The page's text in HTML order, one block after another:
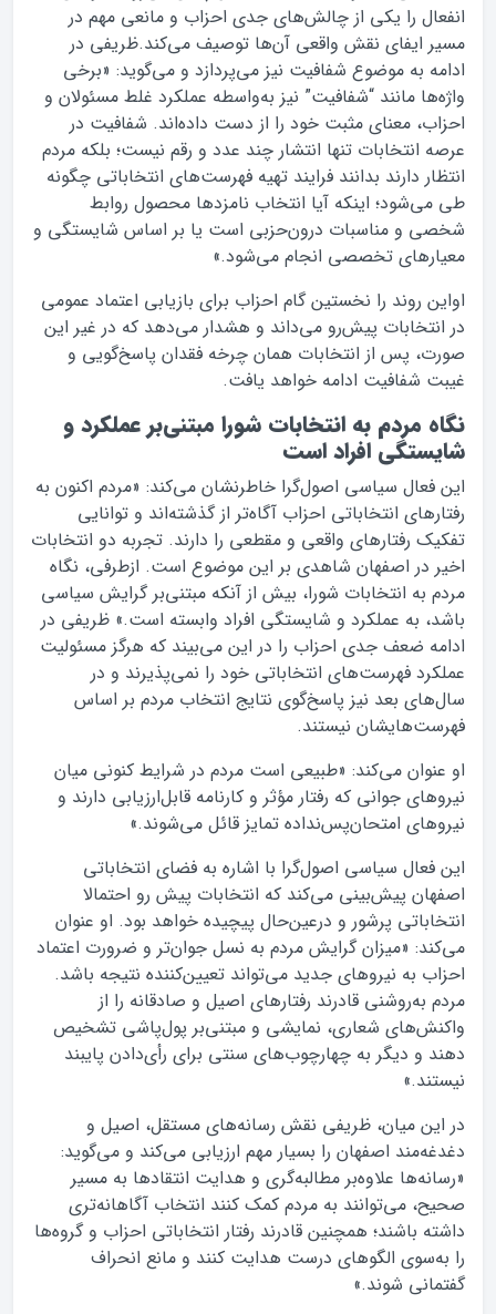
انفعال را یکی از چالش‌های جدی احزاب و مانعی مهم در
مسیر ایفای نقش واقعی آن‌ها توصیف می‌کند.ظریفی در
ادامه به موضوع شفافیت نیز می‌پردازد و می‌گوید: «برخی
واژه‌ها مانند “شفافیت” نیز به‌واسطه عملکرد غلط مسئولان و
احزاب، معنای مثبت خود را از دست داده‌اند. شفافیت در
عرصه انتخابات تنها انتشار چند عدد و رقم نیست؛ بلکه مردم
انتظار دارند بدانند فرایند تهیه فهرست‌های انتخاباتی چگونه
طی می‌شود؛ اینکه آیا انتخاب نامزدها محصول روابط
شخصی و مناسبات درون‌حزبی است یا بر اساس شایستگی و
معیارهای تخصصی انجام می‌شود.»
اواین روند را نخستین گام احزاب برای بازیابی اعتماد عمومی
در انتخابات پیش‌رو می‌داند و هشدار می‌دهد که در غیر این
صورت، پس از انتخابات همان چرخه فقدان پاسخ‌گویی و
غیبت شفافیت ادامه خواهد یافت.
نگاه مردم به انتخابات شورا مبتنی‌بر عملکرد و
شایستگی افراد است
این فعال سیاسی اصول‌گرا خاطرنشان می‌کند: «مردم اکنون به
رفتارهای انتخاباتی احزاب آگاه‌تر از گذشته‌اند و توانایی
تفکیک رفتارهای واقعی و مقطعی را دارند. تجربه دو انتخابات
اخیر در اصفهان شاهدی بر این موضوع است. ازطرفی، نگاه
مردم به انتخابات شورا، بیش از آنکه مبتنی‌بر گرایش سیاسی
باشد، به عملکرد و شایستگی افراد وابسته است.» ظریفی در
ادامه ضعف جدی احزاب را در این می‌بیند که هرگز مسئولیت
عملکرد فهرست‌های انتخاباتی خود را نمی‌پذیرند و در
سال‌های بعد نیز پاسخ‌گوی نتایج انتخاب مردم بر اساس
فهرست‌هایشان نیستند.
او عنوان می‌کند: «طبیعی است مردم در شرایط کنونی میان
نیروهای جوانی که رفتار مؤثر و کارنامه قابل‌ارزیابی دارند و
نیروهای امتحان‌پس‌نداده تمایز قائل می‌شوند.»
این فعال سیاسی اصول‌گرا با اشاره به فضای انتخاباتی
اصفهان پیش‌بینی می‌کند که انتخابات پیش ‌رو احتمالا
انتخاباتی پرشور و درعین‌حال پیچیده خواهد بود. او عنوان
می‌کند: «میزان گرایش مردم به نسل جوان‌تر و ضرورت اعتماد
احزاب به نیروهای جدید می‌تواند تعیین‌کننده نتیجه باشد.
مردم به‌روشنی قادرند رفتارهای اصیل و صادقانه را از
واکنش‌های شعاری، نمایشی و مبتنی‌بر پول‌پاشی تشخیص
دهند و دیگر به چهارچوب‌های سنتی برای رأی‌دادن پایبند
نیستند.»
در این میان، ظریفی نقش رسانه‌های مستقل، اصیل و
دغدغه‌مند اصفهان را بسیار مهم ارزیابی می‌کند و می‌گوید:
«رسانه‌ها علاوه‌بر مطالبه‌گری و هدایت انتقادها به مسیر
صحیح، می‌توانند به مردم کمک کنند انتخاب آگاهانه‌تری
داشته باشند؛ همچنین قادرند رفتار انتخاباتی احزاب و گروه‌ها
را به‌سوی الگوهای درست هدایت کنند و مانع انحراف
گفتمانی شوند.»